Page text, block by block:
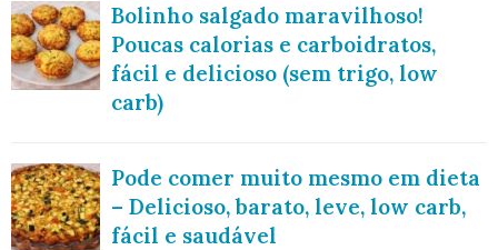
Bolinho salgado maravilhoso!
Poucas calorias e carboidratos,
fácil e delicioso (sem trigo, low
carb)
Pode comer muito mesmo em dieta
– Delicioso, barato, leve, low carb,
fácil e saudável